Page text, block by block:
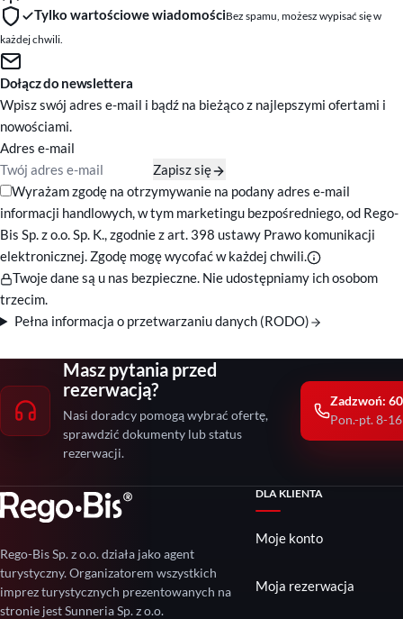
Tylko wartościowe wiadomościBez spamu, możesz wypisać się w
każdej chwili.
Dołącz do newslettera
Wpisz swój adres e-mail i bądź na bieżąco z najlepszymi ofertami i
nowościami.
Adres e-mail
Zapisz się
Zgody marketingowe
Wyrażam zgodę na otrzymywanie na podany adres e-mail
informacji handlowych, w tym marketingu bezpośredniego, od Rego-
Bis Sp. z o.o. Sp. K., zgodnie z art. 398 ustawy Prawo komunikacji
elektronicznej. Zgodę mogę wycofać w każdej chwili.
Twoje dane są u nas bezpieczne. Nie udostępniamy ich osobom
trzecim.
Pełna informacja o przetwarzaniu danych (RODO)
Masz pytania przed
rezerwacją?
Nasi doradcy pomogą wybrać ofertę,
sprawdzić dokumenty lub status
rezerwacji.
Zadzwoń:
Pon.-pt. 8-16
Rego-Bis Sp. z o.o. działa jako agent
turystyczny. Organizatorem wszystkich
imprez turystycznych prezentowanych na
stronie jest Sunneria Sp. z o.o.
DLA KLIENTA
Moje konto
Moja rezerwacja